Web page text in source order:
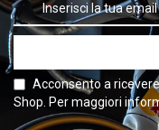
Acconsento a
Shop. Per maggiori